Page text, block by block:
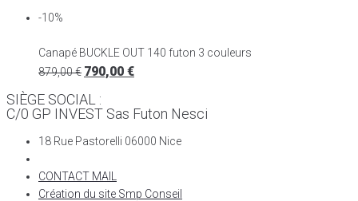
-10%
Canapé BUCKLE OUT 140 futon 3 couleurs
879,00€ 790,00 €
SIÈGE SOCIAL :
C/0 GP INVEST Sas Futon Nesci
18 Rue Pastorelli 06000 Nice
CONTACT MAIL
Création du site Smp Conseil